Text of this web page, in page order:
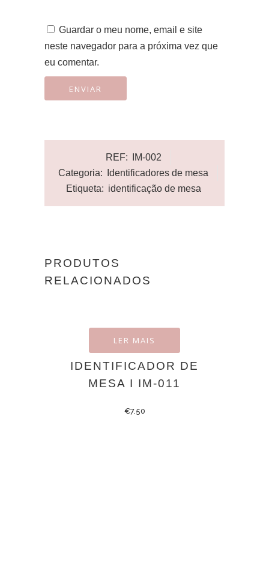
Guardar o meu nome, email e site
neste navegador para a próxima vez que
eu comentar.
REF:
IM-002
Categoria:
Identificadores de mesa
Etiqueta: identificação de mesa
PRODUTOS
RELACIONADOS
LER MAIS
IDENTIFICADOR DE
MESA I IM-011
€7.50